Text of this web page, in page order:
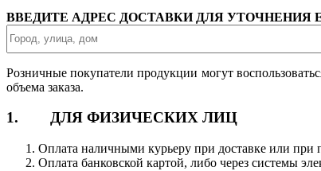
ВВЕДИТЕ АДРЕС ДОСТАВКИ ДЛЯ УТОЧНЕНИЯ
Розничные покупатели продукции могут
объема заказа.
1. ДЛЯ ФИЗИЧЕСКИХ ЛИЦ
Оплата наличными курьеру при доставке или при
Оплата банковской картой, либо через системы